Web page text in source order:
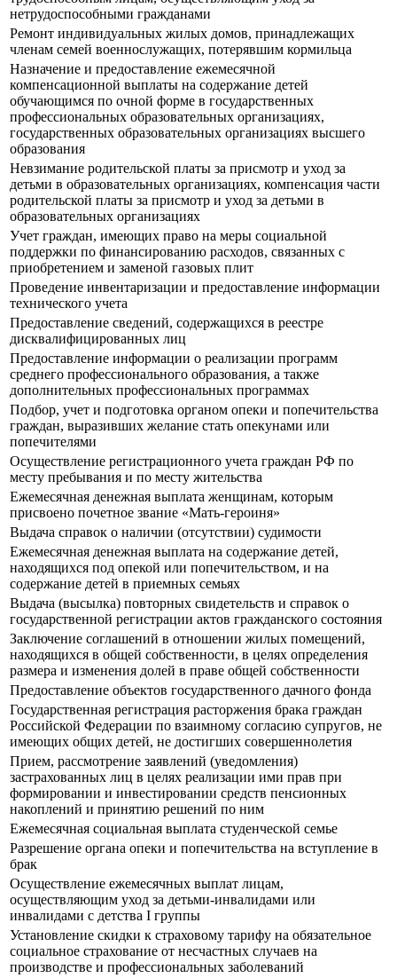
нетрудоспособными гражданами
Ремонт индивидуальных жилых домов, принадлежащих
членам семей военнослужащих, потерявшим кормильца
Назначение и предоставление ежемесячной
компенсационной выплаты на содержание детей
обучающимся по очной форме в государственных
профессиональных образовательных организациях,
государственных образовательных организациях высшего
образования
Невзимание родительской платы за присмотр и уход за
детьми в образовательных организациях, компенсация части
родительской платы за присмотр и уход за детьми в
образовательных организациях
Учет граждан, имеющих право на меры социальной
поддержки по финансированию расходов, связанных с
приобретением и заменой газовых плит
Проведение инвентаризации и предоставление информации
технического учета
Предоставление сведений, содержащихся в реестре
дисквалифицированных лиц
Предоставление информации о реализации программ
среднего профессионального образования, а также
дополнительных профессиональных программах
Подбор, учет и подготовка органом опеки и попечительства
граждан, выразивших желание стать опекунами или
попечителями
Осуществление регистрационного учета граждан РФ по
месту пребывания и по месту жительства
Ежемесячная денежная выплата женщинам, которым
присвоено почетное звание «Мать-героиня»
Выдача справок о наличии (отсутствии) судимости
Ежемесячная денежная выплата на содержание детей,
находящихся под опекой или попечительством, и на
содержание детей в приемных семьях
Выдача (высылка) повторных свидетельств и справок о
государственной регистрации актов гражданского состояния
Заключение соглашений в отношении жилых помещений,
находящихся в общей собственности, в целях определения
размера и изменения долей в праве общей собственности
Предоставление объектов государственного дачного фонда
Государственная регистрация расторжения брака граждан
Российской Федерации по взаимному согласию супругов, не
имеющих общих детей, не достигших совершеннолетия
Прием, рассмотрение заявлений (уведомления)
застрахованных лиц в целях реализации ими прав при
формировании и инвестировании средств пенсионных
накоплений и принятию решений по ним
Ежемесячная социальная выплата студенческой семье
Разрешение органа опеки и попечительства на вступление в
брак
Осуществление ежемесячных выплат лицам,
осуществляющим уход за детьми-инвалидами или
инвалидами с детства I группы
Установление скидки к страховому тарифу на обязательное
социальное страхование от несчастных случаев на
производстве и профессиональных заболеваний